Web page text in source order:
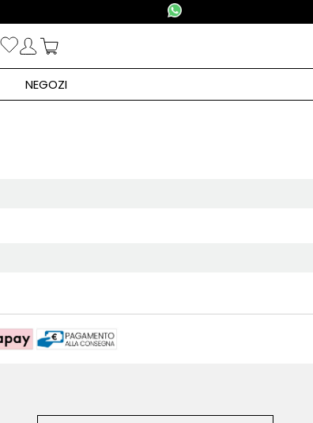
NEGOZI